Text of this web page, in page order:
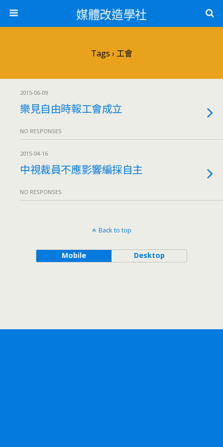
媒體改造學社
Tags › 工會
2015-06-09
樂見自由時報工會成立
NO RESPONSES
2015-04-16
中視裁員不應影響編採自主
NO RESPONSES
Back to top
Mobile Desktop